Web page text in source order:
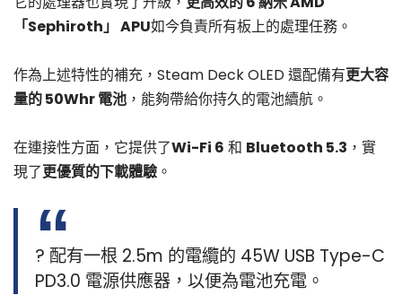
「Sephiroth」 APU如今負責所有板上的處理任務。
作為上述特性的補充，Steam Deck OLED 還配備有更大容
量的 50Whr 電池 ，能夠帶給你持久的電池續航。
在連接性方面，它提供了Wi-Fi 6 和 Bluetooth 5.3 ，實
現了更優質的下載體驗 。
? 配有一根 2.5m 的電纜的 45W USB Type-C
PD3.0 電源供應器，以便為電池充電。